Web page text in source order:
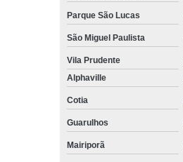
Parque São Lucas
São Miguel Paulista
Vila Prudente
Alphaville
Cotia
Guarulhos
Mairiporã